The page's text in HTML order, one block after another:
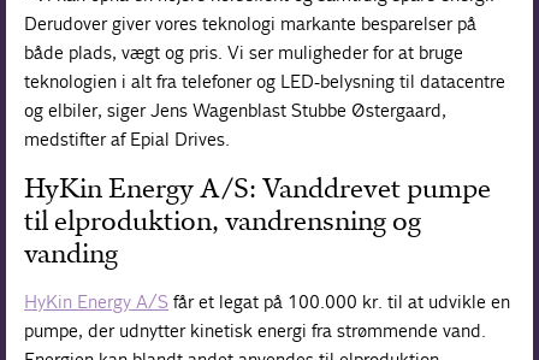
Derudover giver vores teknologi markante besparelser på
både plads, vægt og pris. Vi ser muligheder for at bruge
teknologien i alt fra telefoner og LED-belysning til datacentre
og elbiler, siger Jens Wagenblast Stubbe Østergaard,
medstifter af Epial Drives.
HyKin Energy A/S: Vanddrevet pumpe
til elproduktion, vandrensning og
vanding
HyKin Energy A/S får et legat på 100.000 kr. til at udvikle en
pumpe, der udnytter kinetisk energi fra strømmende vand.